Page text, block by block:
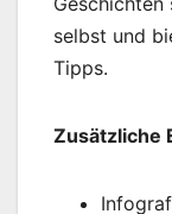
selbst und
Tipps.
Zusätzliche